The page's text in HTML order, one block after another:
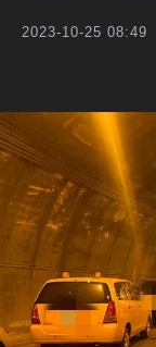
2023-10-25 08:49